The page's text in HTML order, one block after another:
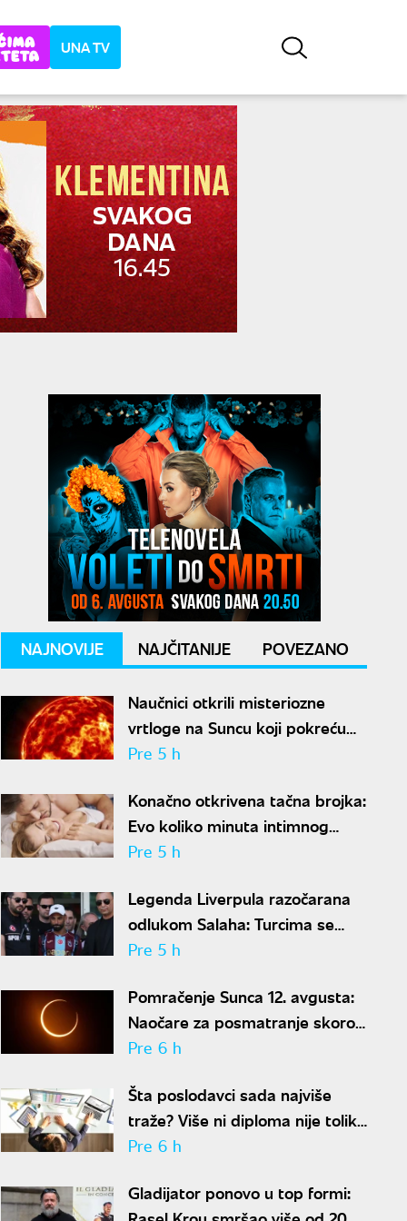
UNA TV
NAJNOVIJE NAJČITANIJE POVEZANO
Naučnici otkrili misteriozne
vrtloge na Suncu koji pokreću
solarne baklje
Pre 5 h
Konačno otkrivena tačna brojka:
Evo koliko minuta intimnog
odnosa je ženi potrebno da bi
Pre 5 h
Legenda Liverpula razočarana
odlukom Salaha: Turcima se
neće dopasti ove reči
Pre 5 h
Pomračenje Sunca 12. avgusta:
Naočare za posmatranje skoro
rasprodate
Pre 6 h
Šta poslodavci sada najviše
traže? Više ni diploma nije toliko
važna
Pre 6 h
Gladijator ponovo u top formi: